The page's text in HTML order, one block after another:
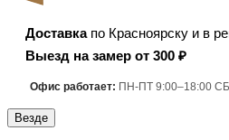
Доставкапо Красноярску и в
Выезд на замер от 300 ₽
Офис работает: ПН-ПТ 9:00–18:00
Везде